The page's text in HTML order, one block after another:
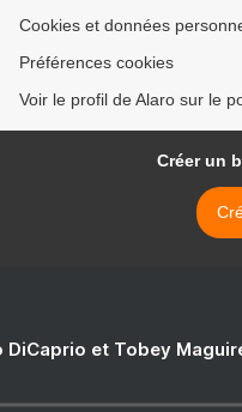
Cookies et données
Préférences cookies
Voir le profil de Alaro sur le
Créer un
DiCaprio et Tobey